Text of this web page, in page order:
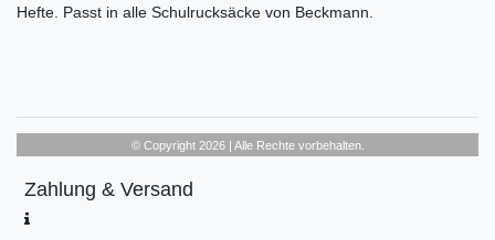
Hefte. Passt in alle Schulrucksäcke von Beckmann.
© Copyright 2026 | Alle Rechte vorbehalten.
Zahlung & Versand